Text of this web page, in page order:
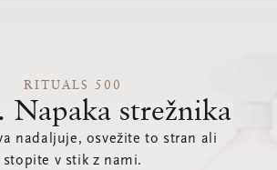
RITUALS 500
strežnika
nadaljuje, osvežite to stran ali
stopite v stik z nami.